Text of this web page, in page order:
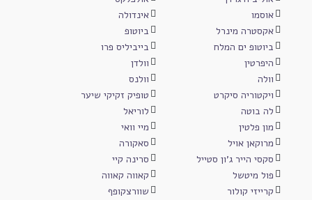
אוסמו
אינדולה
אקסטרה מינרל
ביוטופ
ביוטופ ים המלח
בייביליס פרו
היפרטין
וולדן
וולה
וולנס
ויקטוריה סיקרט
טופיק זקיקי שיער
לה בוטה
לוריאל
מון פלטין
מיי וואי
מרוקאן אויל
סאקורה
סקסי הייר ג'ון סטייל
סרינה קיי
פול מיטשל
קאווה קאווה
קרייזי קולור
שוורצקופף